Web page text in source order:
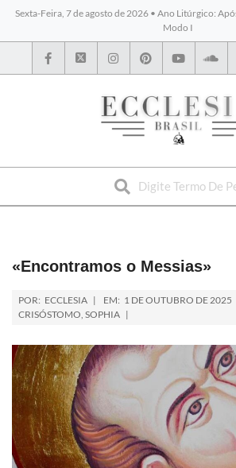
Sexta-Feira, 7 de agosto de 2026 • Ano Litúrgico:
Modo I
BYBLOS
«Encontramos o Messias»
POR: ECCLESIA EM: 1 DE OUTUBRO DE 2025
CRISÓSTOMO, SOPHIA